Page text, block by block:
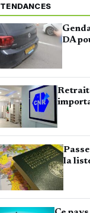
TENDANCES
DA
la